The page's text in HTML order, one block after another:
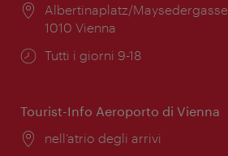
Posizione:
Albertinaplatz/Maysedergasse
1010 Vienna
Orari
Tutti i giorni 9-18
Tourist-Info Aeroporto di Vienna
Posizione:
nell’atrio degli arrivi